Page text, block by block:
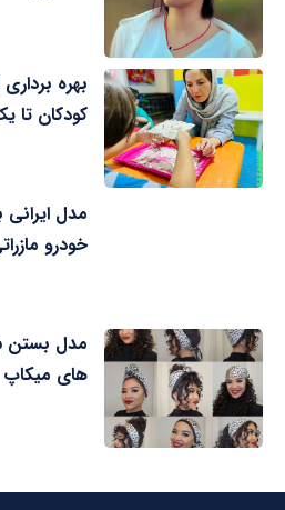
بهره
کودکان تا
مدل ایرانی
خودرو
مدل بستن
های میکاپ